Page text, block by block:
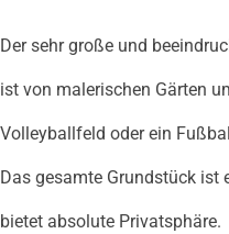
Der sehr große und
ist von malerischen Gärten
Volleyballfeld oder ein
Das gesamte Grundstück ist
bietet absolute Privatsphäre.